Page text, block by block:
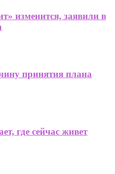
изменится, заявили в
принятия плана
где сейчас живет